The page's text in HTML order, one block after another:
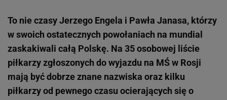
To nie czasy Jerzego Engela i Pawła Janasa, którzy
w swoich ostatecznych powołaniach na mundial
zaskakiwali całą Polskę. Na 35 osobowej liście
piłkarzy zgłoszonych do wyjazdu na MŚ w Rosji
mają być dobrze znane nazwiska oraz kilku
piłkarzy od pewnego czasu ocierających się o